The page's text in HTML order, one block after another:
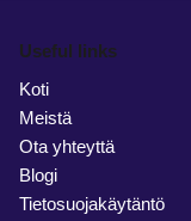
Useful links
Koti
Meistä
Ota yhteyttä
Blogi
Tietosuojakäytäntö